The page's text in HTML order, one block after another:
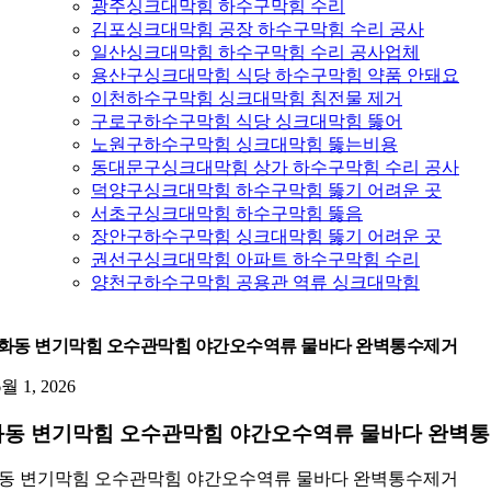
광주싱크대막힘 하수구막힘 수리
김포싱크대막힘 공장 하수구막힘 수리 공사
일산싱크대막힘 하수구막힘 수리 공사업체
용산구싱크대막힘 식당 하수구막힘 약품 안돼요
이천하수구막힘 싱크대막힘 침전물 제거
구로구하수구막힘 식당 싱크대막힘 뚫어
노원구하수구막힘 싱크대막힘 뚫는비용
동대문구싱크대막힘 상가 하수구막힘 수리 공사
덕양구싱크대막힘 하수구막힘 뚫기 어려운 곳
서초구싱크대막힘 하수구막힘 뚫음
장안구하수구막힘 싱크대막힘 뚫기 어려운 곳
권선구싱크대막힘 아파트 하수구막힘 수리
양천구하수구막힘 공용관 역류 싱크대막힘
동 변기막힘 오수관막힘 야간오수역류 물바다 완벽통수제거
1, 2026
변기막힘 오수관막힘 야간오수역류 물바다 완벽
변기막힘 오수관막힘 야간오수역류 물바다 완벽통수제거